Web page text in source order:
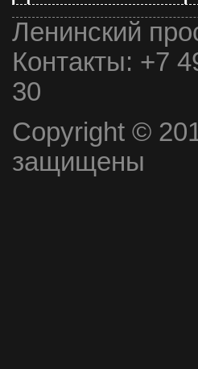
Ленинский
Контакты: +7
30
Copyright ©
защищены